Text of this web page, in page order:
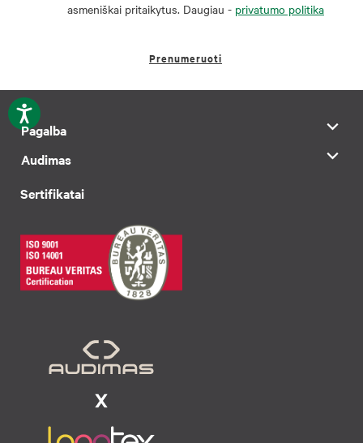
asmeniškai pritaikytus. Daugiau - privatumo politika
Prenumeruoti
Pagalba
Audimas
Sertifikatai